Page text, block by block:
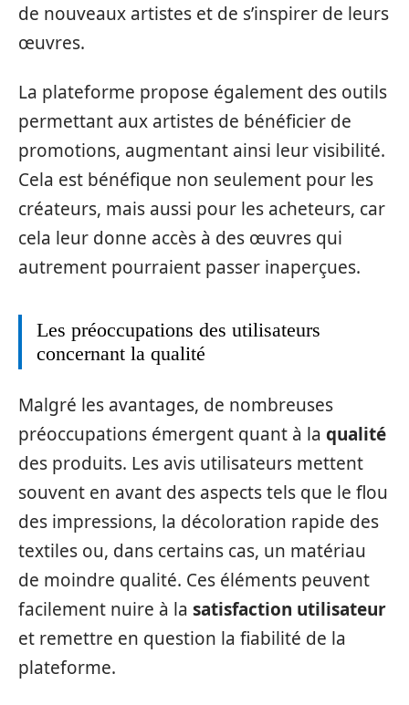
de nouveaux artistes et de s’inspirer de leurs
œuvres.
La plateforme propose également des outils
permettant aux artistes de bénéficier de
promotions, augmentant ainsi leur visibilité.
Cela est bénéfique non seulement pour les
créateurs, mais aussi pour les acheteurs, car
cela leur donne accès à des œuvres qui
autrement pourraient passer inaperçues.
Les préoccupations des utilisateurs
concernant la qualité
Malgré les avantages, de nombreuses
préoccupations émergent quant à la qualité
des produits. Les avis utilisateurs mettent
souvent en avant des aspects tels que le flou
des impressions, la décoloration rapide des
textiles ou, dans certains cas, un matériau
de moindre qualité. Ces éléments peuvent
facilement nuire à la satisfaction utilisateur
et remettre en question la fiabilité de la
plateforme.